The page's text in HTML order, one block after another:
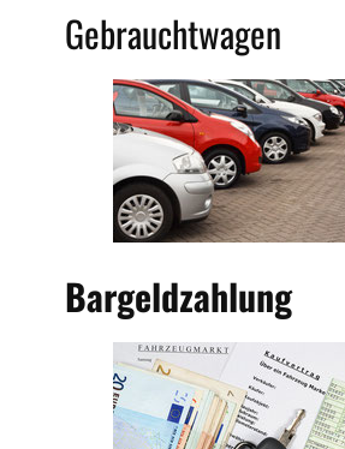
Gebrauchtwagen
Bargeldzahlung